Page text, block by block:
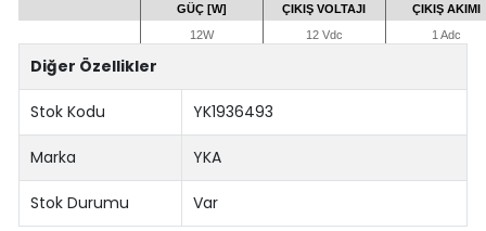
GÜÇ [W] ÇIKIŞ VOLTAJI
ÇIKIŞ AKIMI
12W
12 Vdc 1 Adc
Diğer Özellikler
Stok Kodu YK1936493
Marka YKA
Stok Durumu Var